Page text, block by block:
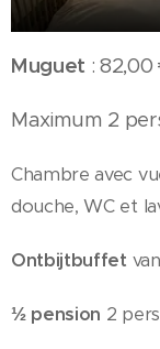
Muguet :
Maximum 2
Chambre avec
douche, WC et
Ontbijtbuffet
½ pension 2